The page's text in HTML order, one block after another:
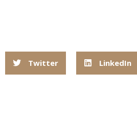
Twitter LinkedIn